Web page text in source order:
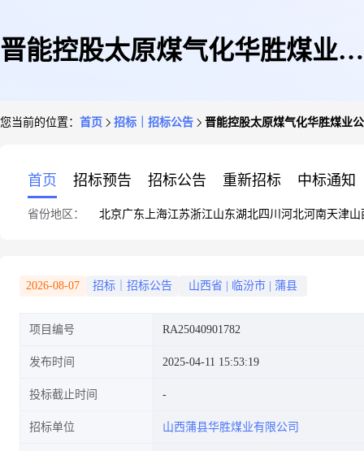
晋能控股太原煤气化华胜煤业公
煤业有限公司-后勤管理部)
您当前的位置： 首页 招标｜招标公告 晋能控股太原煤气化华胜煤业
首页 招标预告 招标公告 重新招标 中标通知
省份地区： 北京广东 上海江苏浙江山东湖北四川 河北河南天津山
2026-08-07 招标｜招标公告 山西省 临汾市 蒲县
项目编号 RA25040901782
发布时间 2025-04-11 15:53:19
投标截止时间
招标单位 山西蒲县华胜煤业有限公司